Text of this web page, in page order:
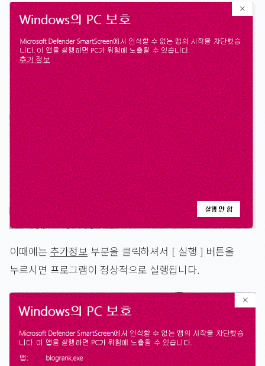
이때에는 추가정보 부분을 클릭하셔서 [ 실행 ] 버튼을
누르시면 프로그램이 정상적으로 실행됩니다.